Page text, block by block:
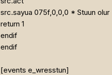
src.sayua 075f,0,0,0 * Stuun olur
return 1
endif
endif
[events e_wresstun]